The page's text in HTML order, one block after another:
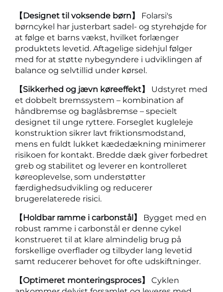
【Designet til voksende børn】 Folarsi's
børncykel har justerbart sadel- og styrehøjde for
at følge et barns vækst, hvilket forlænger
produktets levetid. Aftagelige sidehjul følger
med for at støtte nybegyndere i udviklingen af
balance og selvtillid under kørsel.
【Sikkerhed og jævn køreeffekt】 Udstyret med
et dobbelt bremssystem – kombination af
håndbremse og baglåsbremse – specielt
designet til unge ryttere. Forseglet kugleleje
konstruktion sikrer lavt friktionsmodstand,
mens en fuldt lukket kædedækning minimerer
risikoen for kontakt. Bredde dæk giver forbedret
greb og stabilitet og leverer en kontrolleret
køreoplevelse, som understøtter
færdighedsudvikling og reducerer
brugerelaterede risici.
【Holdbar ramme i carbonstål】 Bygget med en
robust ramme i carbonstål er denne cykel
konstrueret til at klare almindelig brug på
forskellige overflader og tilbyder lang levetid
samt reducerer behovet for ofte udskiftninger.
【Optimeret monteringsproces】 Cyklen